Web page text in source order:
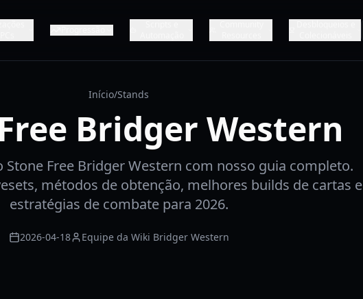
Início/Stands
Bridger Western
Stone Free Bridger Western com nosso guia completo.
métodos de obtenção, melhores builds de cartas e
estratégias de combate para 2026.
2026-04-18 Equipe da Wiki Bridger Western